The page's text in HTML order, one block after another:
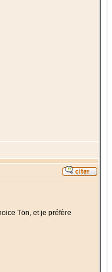
Tön, et je préfère